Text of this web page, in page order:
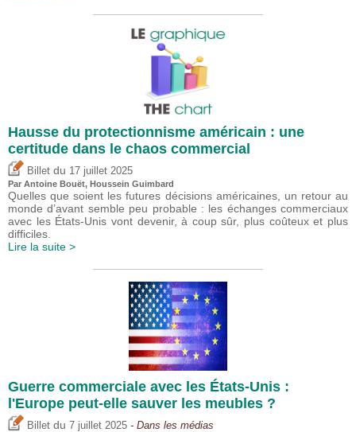
Hausse du protectionnisme américain : une
certitude dans le chaos commercial
Billet du 17 juillet 2025
Par Antoine Bouët, Houssein Guimbard
Quelles que soient les futures décisions américaines, un retour au
monde d’avant semble peu probable : les échanges commerciaux
avec les États-Unis vont devenir, à coup sûr, plus coûteux et plus
difficiles.
Lire la suite >
Guerre commerciale avec les États-Unis :
l'Europe peut-elle sauver les meubles ?
Billet du 7 juillet 2025 - Dans les médias